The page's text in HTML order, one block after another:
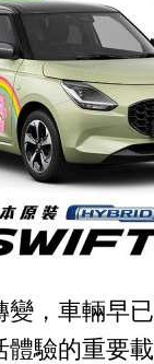
，車輛早
驗的重要